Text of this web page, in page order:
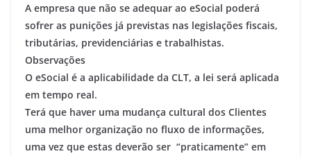
A empresa que não se adequar ao eSocial poderá
sofrer as punições já previstas nas legislações fiscais,
tributárias, previdenciárias e trabalhistas.
Observações
O eSocial é a aplicabilidade da CLT, a lei será aplicada
em tempo real.
Terá que haver uma mudança cultural dos Clientes
uma melhor organização no fluxo de informações,
uma vez que estas deverão ser “praticamente” em